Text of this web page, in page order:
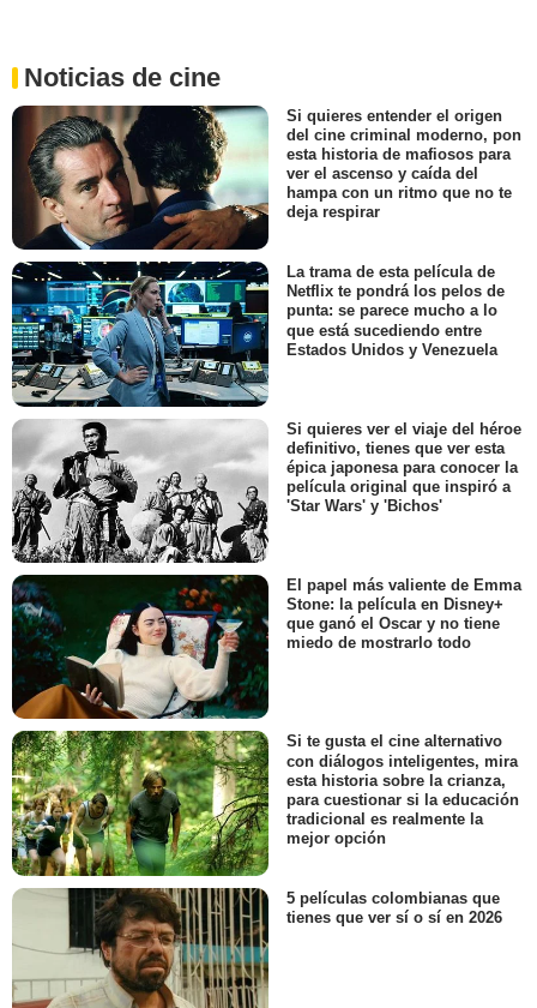
Noticias de cine
Si quieres entender el origen
del cine criminal moderno, pon
esta historia de mafiosos para
ver el ascenso y caída del
hampa con un ritmo que no te
deja respirar
La trama de esta película de
Netflix te pondrá los pelos de
punta: se parece mucho a lo
que está sucediendo entre
Estados Unidos y Venezuela
Si quieres ver el viaje del héroe
definitivo, tienes que ver esta
épica japonesa para conocer la
película original que inspiró a
'Star Wars' y 'Bichos'
El papel más valiente de Emma
Stone: la película en Disney+
que ganó el Oscar y no tiene
miedo de mostrarlo todo
Si te gusta el cine alternativo
con diálogos inteligentes, mira
esta historia sobre la crianza,
para cuestionar si la educación
tradicional es realmente la
mejor opción
5 películas colombianas que
tienes que ver sí o sí en 2026